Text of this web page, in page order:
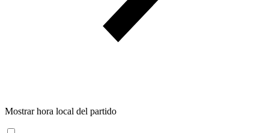
Mostrar hora local del partido